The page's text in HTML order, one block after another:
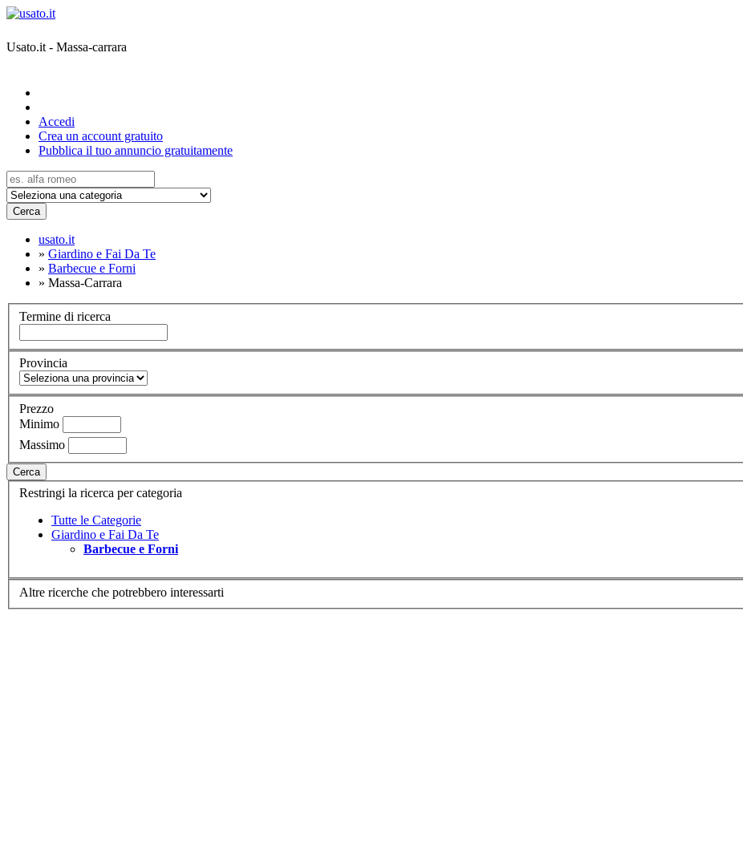
Usato.it - Massa-carrara
Accedi
Crea un account gratuito
Pubblica il tuo annuncio gratuitamente
Cerca
usato.it
» Giardino e Fai Da Te
» Barbecue e Forni
» Massa-Carrara
Termine di ricerca
Provincia
Prezzo
Minimo
Massimo
Cerca
Restringi la ricerca per categoria
Tutte le Categorie
Giardino e Fai Da Te
Barbecue e Forni
Altre ricerche che potrebbero interessarti